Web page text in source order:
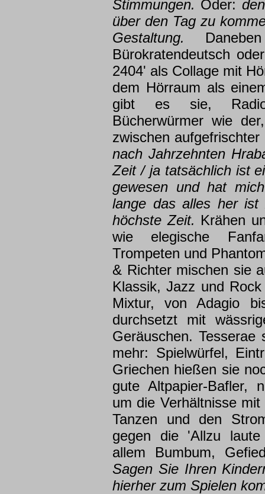
Stimmungen. Oder:
über den Tag zu
Gestaltung.
Bürokratendeutsch
2404' als Collage mit
dem Hörraum als
gibt es sie,
Bücherwürmer wie
zwischen
nach Jahrzehnten
Zeit / ja tatsächlich ist
gewesen und hat
lange das alles her ist
höchste Zeit. Krähen
wie elegische
Trompeten und
& Richter mischen sie
Klassik, Jazz und
Mixtur, von Adagio
durchsetzt mit
Geräuschen. Tesserae
mehr: Spielwürfel,
Griechen hießen sie
gute Altpapier-Bafler,
um die Verhältnisse
Tanzen und den
gegen die 'Allzu
allem Bumbum,
Sagen Sie Ihren
hierher zum Spielen